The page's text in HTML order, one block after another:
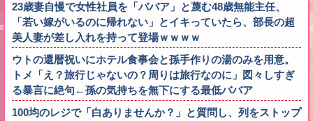
23歳妻自慢で女性社員を「ババア」と蔑む48歳無能主任、
「若い嫁がいるのに帰れない」とイキっていたら、部長の超
美人妻が差し入れを持って登場ｗｗｗｗ
ウトの還暦祝いにホテル食事会と孫手作りの湯のみを用意。
トメ「え？旅行じゃないの？周りは旅行なのに」図々しすぎ
る暴言に絶句←孫の気持ちを無下にする最低ババア
100均のレジで「白ありませんか？」と質問し、列をストップ